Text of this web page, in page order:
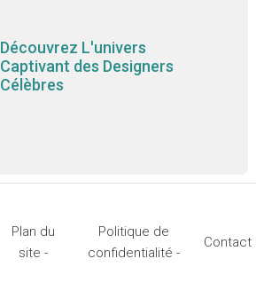
Découvrez L'univers
Captivant des Designers
Célèbres
Plan du
site -
Politique de
confidentialité -
Contact